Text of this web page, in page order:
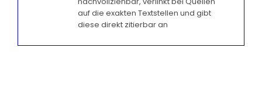
auf die exakten Textstellen und gibt
diese direkt zitierbar an